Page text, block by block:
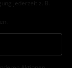
jederzeit z. B.